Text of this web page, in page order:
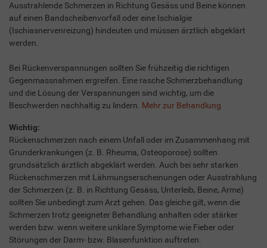
Ausstrahlende Schmerzen in Richtung Gesäss und Beine können
auf einen Bandscheibenvorfall oder eine Ischialgie
(Ischiasnervenreizung) hindeuten und müssen ärztlich abgeklärt
werden.
Bei Rückenverspannungen sollten Sie frühzeitig die richtigen
Gegenmassnahmen ergreifen. Eine rasche Schmerzbehandlung
und die Lösung der Verspannungen sind wichtig, um die
Beschwerden nachhaltig zu lindern. Mehr zur Behandlung
Wichtig:
Rückenschmerzen nach einem Unfall oder im Zusammenhang mit
Grunderkrankungen (z. B. Rheuma, Osteoporose) sollten
grundsätzlich ärztlich abgeklärt werden. Auch bei sehr starken
Rückenschmerzen mit Lähmungserscheinungen oder Ausstrahlung
der Schmerzen (z. B. in Richtung Gesäss, Unterleib, Beine, Arme)
sollten Sie unbedingt zum Arzt gehen. Das gleiche gilt, wenn die
Schmerzen trotz geeigneter Behandlung anhalten oder stärker
werden bzw. wenn weitere unklare Symptome wie Fieber oder
Störungen der Darm- bzw. Blasenfunktion auftreten.